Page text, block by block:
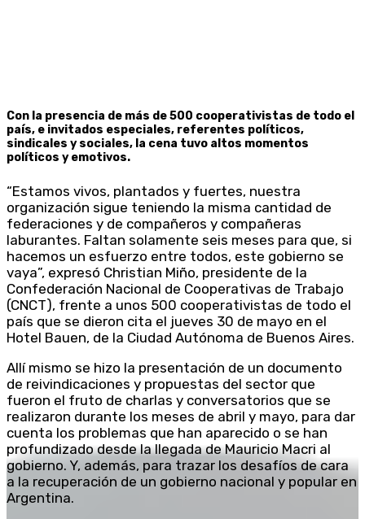
Con la presencia de más de 500 cooperativistas de todo el
país, e invitados especiales, referentes políticos,
sindicales y sociales, la cena tuvo altos momentos
políticos y emotivos.
“Estamos vivos, plantados y fuertes, nuestra
organización sigue teniendo la misma cantidad de
federaciones y de compañeros y compañeras
laburantes. Faltan solamente seis meses para que, si
hacemos un esfuerzo entre todos, este gobierno se
vaya”, expresó Christian Miño, presidente de la
Confederación Nacional de Cooperativas de Trabajo
(CNCT), frente a unos 500 cooperativistas de todo el
país que se dieron cita el jueves 30 de mayo en el
Hotel Bauen, de la Ciudad Autónoma de Buenos Aires.
Allí mismo se hizo la presentación de un documento
de reivindicaciones y propuestas del sector que
fueron el fruto de charlas y conversatorios que se
realizaron durante los meses de abril y mayo, para dar
cuenta los problemas que han aparecido o se han
profundizado desde la llegada de Mauricio Macri al
gobierno. Y, además, para trazar los desafíos de cara
a la recuperación de un gobierno nacional y popular en
Argentina.